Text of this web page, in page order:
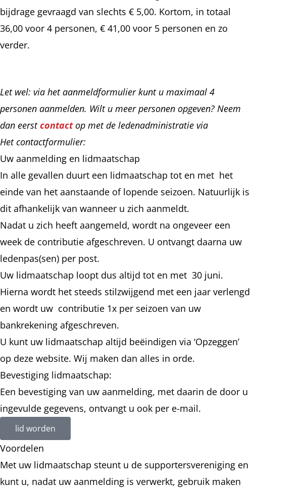
bijdrage gevraagd van slechts € 5,00. Kortom, in totaal
36,00 voor 4 personen, € 41,00 voor 5 personen en zo
verder.
Let wel: via het aanmeldformulier kunt u maximaal 4
personen aanmelden. Wilt u meer personen opgeven? Neem
dan eerstcontact op met de ledenadministratie via
Het contactformulier:
Uw aanmelding en lidmaatschap
In alle gevallen duurt een lidmaatschap tot en met het
einde van het aanstaande of lopende seizoen. Natuurlijk is
dit afhankelijk van wanneer u zich aanmeldt.
Nadat u zich heeft aangemeld, wordt na ongeveer een
week de contributie afgeschreven. U ontvangt daarna uw
ledenpas(sen) per post.
Uw lidmaatschap loopt dus altijd tot en met 30 juni.
Hierna wordt het steeds stilzwijgend met een jaar verlengd
en wordt uw contributie 1x per seizoen van uw
bankrekening afgeschreven.
U kunt uw lidmaatschap altijd beëindigen via ‘Opzeggen’
op deze website. Wij maken dan alles in orde.
Bevestiging lidmaatschap:
Een bevestiging van uw aanmelding, met daarin de door u
ingevulde gegevens, ontvangt u ook per e-mail.
lid worden
Voordelen
Met uw lidmaatschap steunt u de supportersvereniging en
kunt u, nadat uw aanmelding is verwerkt, gebruik maken